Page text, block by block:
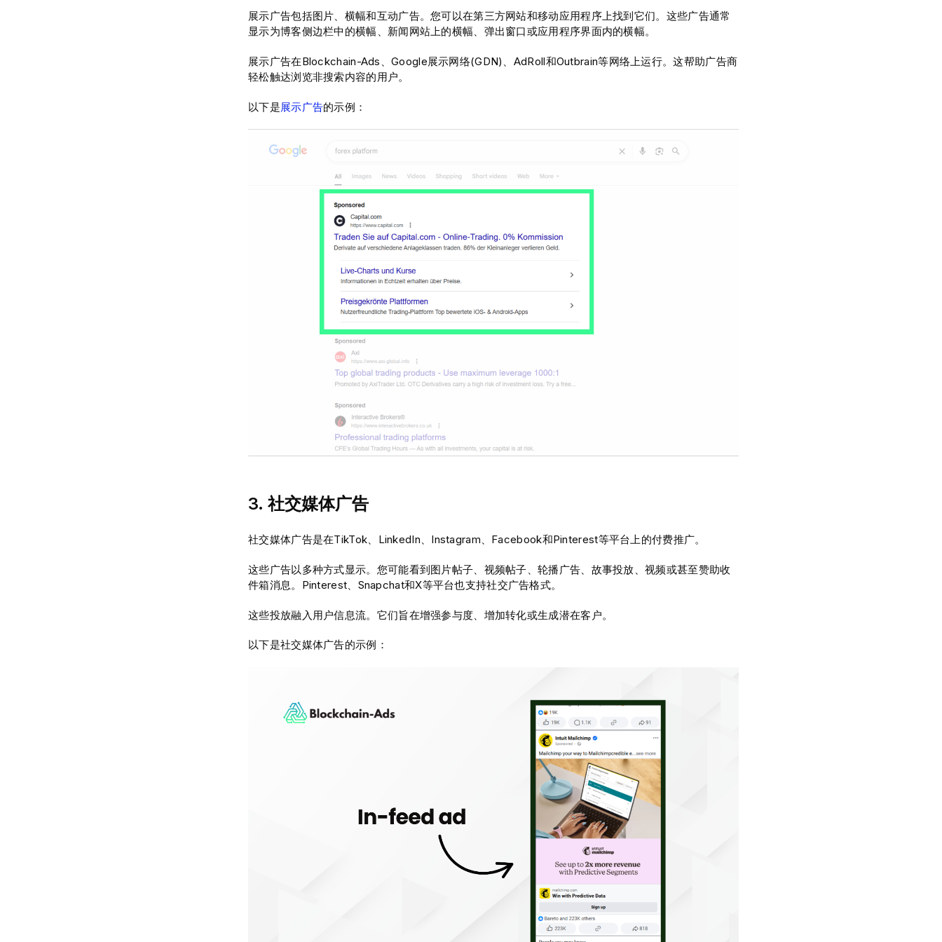
展示广告包括图片、横幅和互动广告。您可以在第三方网站和移动应用程序上找到它们。这些广告通常
显示为博客侧边栏中的横幅、新闻网站上的横幅、弹出窗口或应用程序界面内的横幅。
展示广告在Blockchain-Ads、Google展示网络(GDN)、AdRoll和Outbrain等网络上运行。这帮助广告商
轻松触达浏览非搜索内容的用户。
以下是展示广告的示例：
3. 社交媒体广告
社交媒体广告是在TikTok、LinkedIn、Instagram、Facebook和Pinterest等平台上的付费推广。
这些广告以多种方式显示。您可能看到图片帖子、视频帖子、轮播广告、故事投放、视频或甚至赞助收
件箱消息。Pinterest、Snapchat和X等平台也支持社交广告格式。
这些投放融入用户信息流。它们旨在增强参与度、增加转化或生成潜在客户。
以下是社交媒体广告的示例：